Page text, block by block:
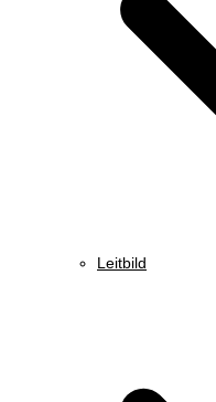
Leitbild